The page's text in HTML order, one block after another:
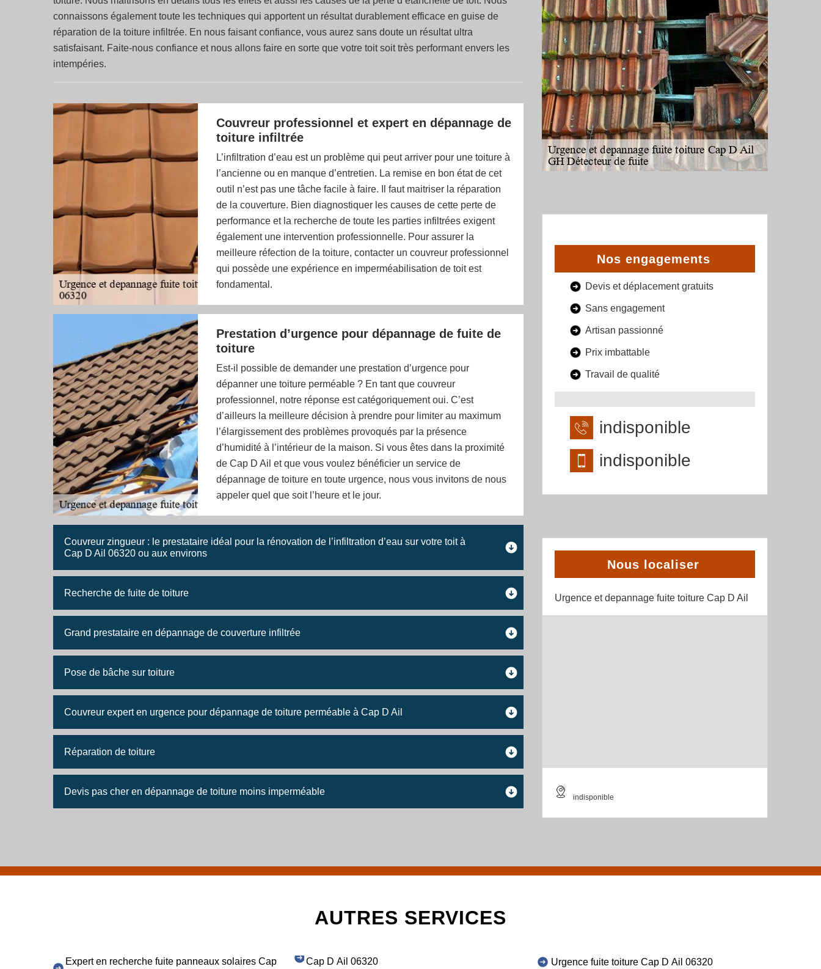
connaissons également toute les techniques qui apportent un résultat durablement efficace en guise de
réparation de la toiture infiltrée. En nous faisant confiance, vous aurez sans doute un résultat ultra
satisfaisant. Faite-nous confiance et nous allons faire en sorte que votre toit soit très performant envers les
intempéries.
Couvreur professionnel et expert en dépannage de
toiture infiltrée
L’infiltration d’eau est un problème qui peut arriver pour une toiture à
l’ancienne ou en manque d’entretien. La remise en bon état de cet
outil n’est pas une tâche facile à faire. Il faut maitriser la réparation
de la couverture. Bien diagnostiquer les causes de cette perte de
performance et la recherche de toute les parties infiltrées exigent
également une intervention professionnelle. Pour assurer la
meilleure réfection de la toiture, contacter un couvreur professionnel
qui possède une expérience en imperméabilisation de toit est
fondamental.
Prestation d’urgence pour dépannage de fuite de
toiture
Est-il possible de demander une prestation d’urgence pour
dépanner une toiture perméable ? En tant que couvreur
professionnel, notre réponse est catégoriquement oui. C’est
d’ailleurs la meilleure décision à prendre pour limiter au maximum
l’élargissement des problèmes provoqués par la présence
d’humidité à l’intérieur de la maison. Si vous êtes dans la proximité
de Cap D Ail et que vous voulez bénéficier un service de
dépannage de toiture en toute urgence, nous vous invitons de nous
appeler quel que soit l’heure et le jour.
Couvreur zingueur : le prestataire idéal pour la rénovation de l’infiltration d’eau sur votre toit à
Cap D Ail 06320 ou aux environs
Recherche de fuite de toiture
Grand prestataire en dépannage de couverture infiltrée
Pose de bâche sur toiture
Couvreur expert en urgence pour dépannage de toiture perméable à Cap D Ail
Réparation de toiture
Devis pas cher en dépannage de toiture moins imperméable
Nos engagements
Devis et déplacement gratuits
Sans engagement
Artisan passionné
Prix imbattable
Travail de qualité
indisponible
indisponible
Nous localiser
Urgence et depannage fuite toiture Cap D Ail
indisponible
AUTRES SERVICES
Expert en recherche fuite panneaux solaires Cap
Cap D Ail 06320 Urgence fuite toiture Cap D Ail 06320